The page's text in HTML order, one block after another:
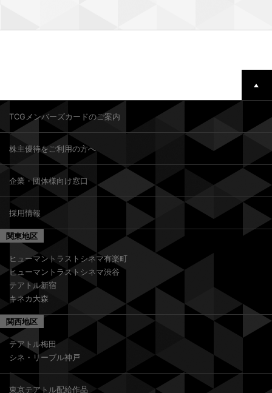
TCGメンバーズカードのご案内
株主優待をご利用の方へ
企業・団体様向け窓口
採用情報
関東地区
ヒューマントラストシネマ有楽町
ヒューマントラストシネマ渋谷
テアトル新宿
キネカ大森
関西地区
テアトル梅田
シネ・リーブル神戸
東京テアトル配給作品